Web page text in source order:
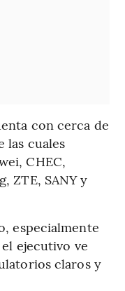
con cerca de
las cuales
CHEC,
ZTE, SANY y
especialmente
ejecutivo ve
claros y